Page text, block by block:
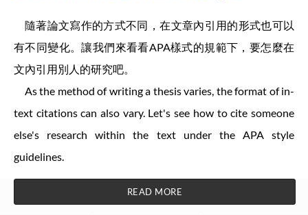
隨著論文寫作的方式不同，在文章內引用的形式也可以
有不同變化。讓我們來看看APA樣式的規範下，要怎麼在
文內引用別人的研究吧。
As the method of writing a thesis varies, the format of in-
text citations can also vary. Let's see how to cite someone
else's research within the text under the APA style
guidelines.
READ MORE